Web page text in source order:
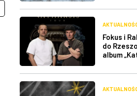
Fokus i
do
album